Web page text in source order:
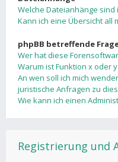
Welche Dateianhänge sind
Kann ich eine Übersicht all
phpBB betreffende
Wer hat diese
Warum ist Funktion x oder
An wen soll ich mich
juristische Anfragen zu
Wie kann ich einen
Registrierung und